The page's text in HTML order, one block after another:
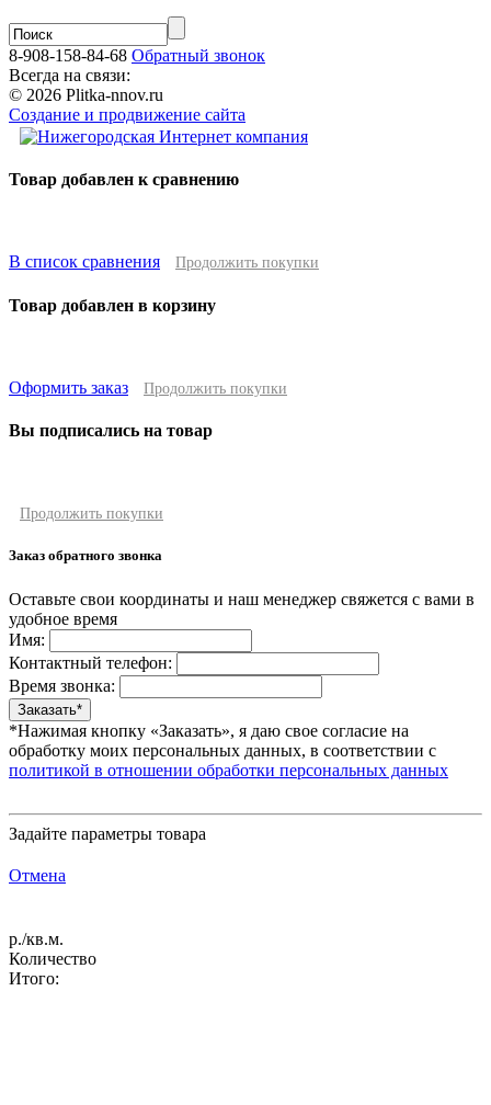
8-908-158-84-68 Обратный звонок
Всегда на связи:
© 2026 Plitka-nnov.ru
Создание и продвижение сайта
Товар добавлен к сравнению
В список сравнения Продолжить покупки
Товар добавлен в корзину
Оформить заказ Продолжить покупки
Вы подписались на товар
Продолжить покупки
Заказ обратного звонка
Оставьте свои координаты и наш менеджер свяжется с вами в
удобное время
Имя:
Контактный телефон:
Время звонка:
*Нажимая кнопку «Заказать», я даю свое согласие на
обработку моих персональных данных, в соответствии с
политикой в отношении обработки персональных данных
Задайте параметры товара
Отмена
р./кв.м.
Количество
Итого: